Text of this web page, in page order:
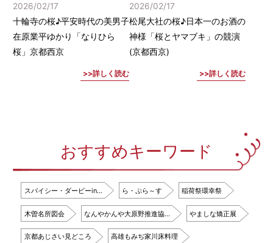
2026/02/17
十輪寺の桜♪平安時代の美男子
在原業平ゆかり「なりひら
桜」京都西京
詳しく読む
2026/02/17
松尾大社の桜♪日本一のお酒の
神様「桜とヤマブキ」の競演
(京都西京)
詳しく読む
おすすめキーワード
スパイシー・ダービーin… ら・ぷら～す 稲荷祭環幸祭
木曽名所図会 なんやかんや大原野推進協… やましな矯正展
京都あじさい見どころ 高雄もみぢ家川床料理